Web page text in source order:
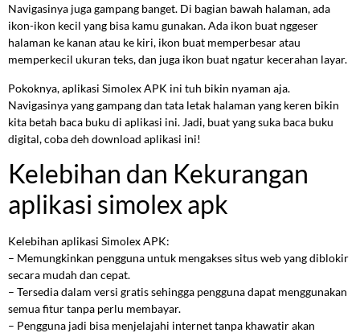
Navigasinya juga gampang banget. Di bagian bawah halaman, ada
ikon-ikon kecil yang bisa kamu gunakan. Ada ikon buat nggeser
halaman ke kanan atau ke kiri, ikon buat memperbesar atau
memperkecil ukuran teks, dan juga ikon buat ngatur kecerahan layar.
Pokoknya, aplikasi Simolex APK ini tuh bikin nyaman aja.
Navigasinya yang gampang dan tata letak halaman yang keren bikin
kita betah baca buku di aplikasi ini. Jadi, buat yang suka baca buku
digital, coba deh download aplikasi ini!
Kelebihan dan Kekurangan
aplikasi simolex apk
Kelebihan aplikasi Simolex APK:
– Memungkinkan pengguna untuk mengakses situs web yang diblokir
secara mudah dan cepat.
– Tersedia dalam versi gratis sehingga pengguna dapat menggunakan
semua fitur tanpa perlu membayar.
– Pengguna jadi bisa menjelajahi internet tanpa khawatir akan